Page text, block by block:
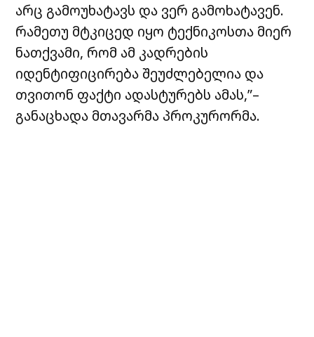
არც გამოუხატავს და ვერ გამოხატავენ.
რამეთუ მტკიცედ იყო ტექნიკოსთა მიერ
ნათქვამი, რომ ამ კადრების
იდენტიფიცირება შეუძლებელია და
თვითონ ფაქტი ადასტურებს ამას,”–
განაცხადა მთავარმა პროკურორმა.